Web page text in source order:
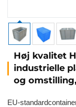
Høj kvalitet
industrielle
og
EU-